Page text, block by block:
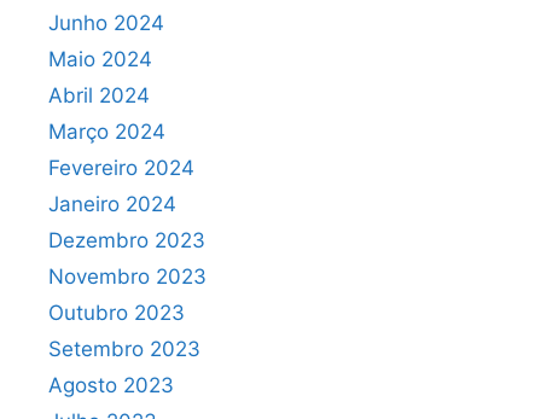
Junho 2024
Maio 2024
Abril 2024
Março 2024
Fevereiro 2024
Janeiro 2024
Dezembro 2023
Novembro 2023
Outubro 2023
Setembro 2023
Agosto 2023